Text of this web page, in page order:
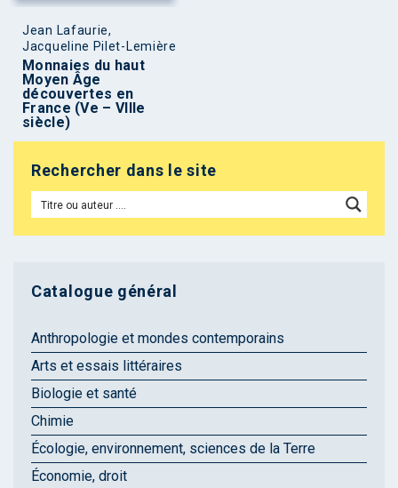
Jean Lafaurie,
Jacqueline Pilet-Lemière
Monnaies du haut
Moyen Âge
découvertes en
France (Ve – VIIIe
siècle)
Rechercher dans le site
Catalogue général
Anthropologie et mondes contemporains
Arts et essais littéraires
Biologie et santé
Chimie
Écologie, environnement, sciences de la Terre
Économie, droit